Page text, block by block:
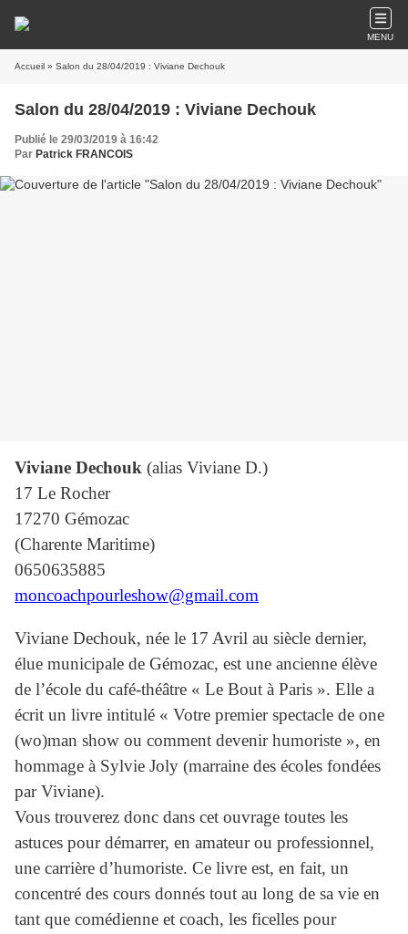
MENU
Accueil » Salon du 28/04/2019 : Viviane Dechouk
Salon du 28/04/2019 : Viviane Dechouk
Publié le 29/03/2019 à 16:42
Par Patrick FRANCOIS
Viviane Dechouk (alias Viviane D.)
17 Le Rocher
17270 Gémozac
(Charente Maritime)
0650635885
moncoachpourleshow@gmail.com
Viviane Dechouk, née le 17 Avril au siècle dernier,
élue municipale de Gémozac, est une ancienne élève
de l’école du café-théâtre « Le Bout à Paris ». Elle a
écrit un livre intitulé « Votre premier spectacle de one
(wo)man show ou comment devenir humoriste », en
hommage à Sylvie Joly (marraine des écoles fondées
par Viviane).
Vous trouverez donc dans cet ouvrage toutes les
astuces pour démarrer, en amateur ou professionnel,
une carrière d’humoriste. Ce livre est, en fait, un
concentré des cours donnés tout au long de sa vie en
tant que comédienne et coach, les ficelles pour